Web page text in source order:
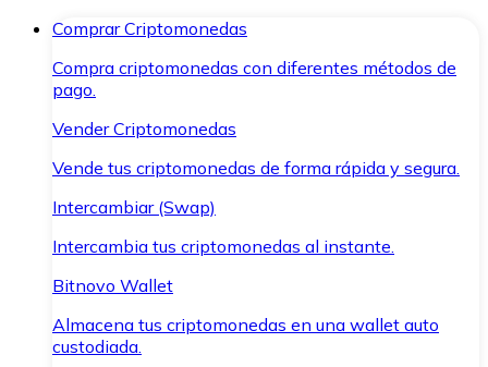
Comprar Criptomonedas
Compra criptomonedas con diferentes métodos de
pago.
Vender Criptomonedas
Vende tus criptomonedas de forma rápida y segura.
Intercambiar (Swap)
Intercambia tus criptomonedas al instante.
Bitnovo Wallet
Almacena tus criptomonedas en una wallet auto
custodiada.